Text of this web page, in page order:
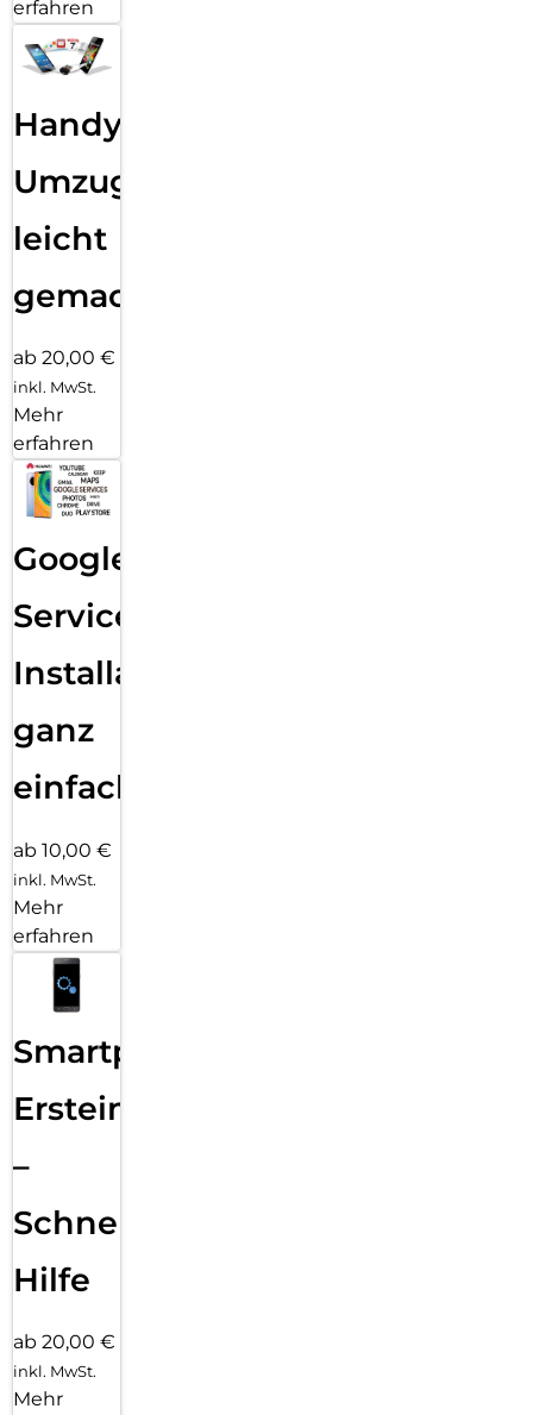
erfahren
Handy
Umzug
leicht
gemacht!
ab 20,00 €
inkl. MwSt.
Mehr
erfahren
Google
Services
Installation
ganz
einfach
ab 10,00 €
inkl. MwSt.
Mehr
erfahren
Smartphone
Ersteinrichtung
–
Schnelle
Hilfe
ab 20,00 €
inkl. MwSt.
Mehr